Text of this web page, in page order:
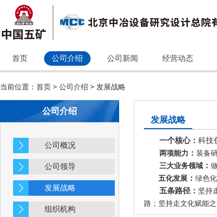
首页 公司介绍 公司新闻 经营动态
当前位置： 首页 > 公司介绍 > 发展战略
公司介绍
公司概况
公司领导
发展战略
组织机构
发展战略
一个核心： 科技
两项能力 ： 装备
三大业务领域 ：
五化发展 ： 绿色
五条路径： 坚持
路；坚持走文化赋能